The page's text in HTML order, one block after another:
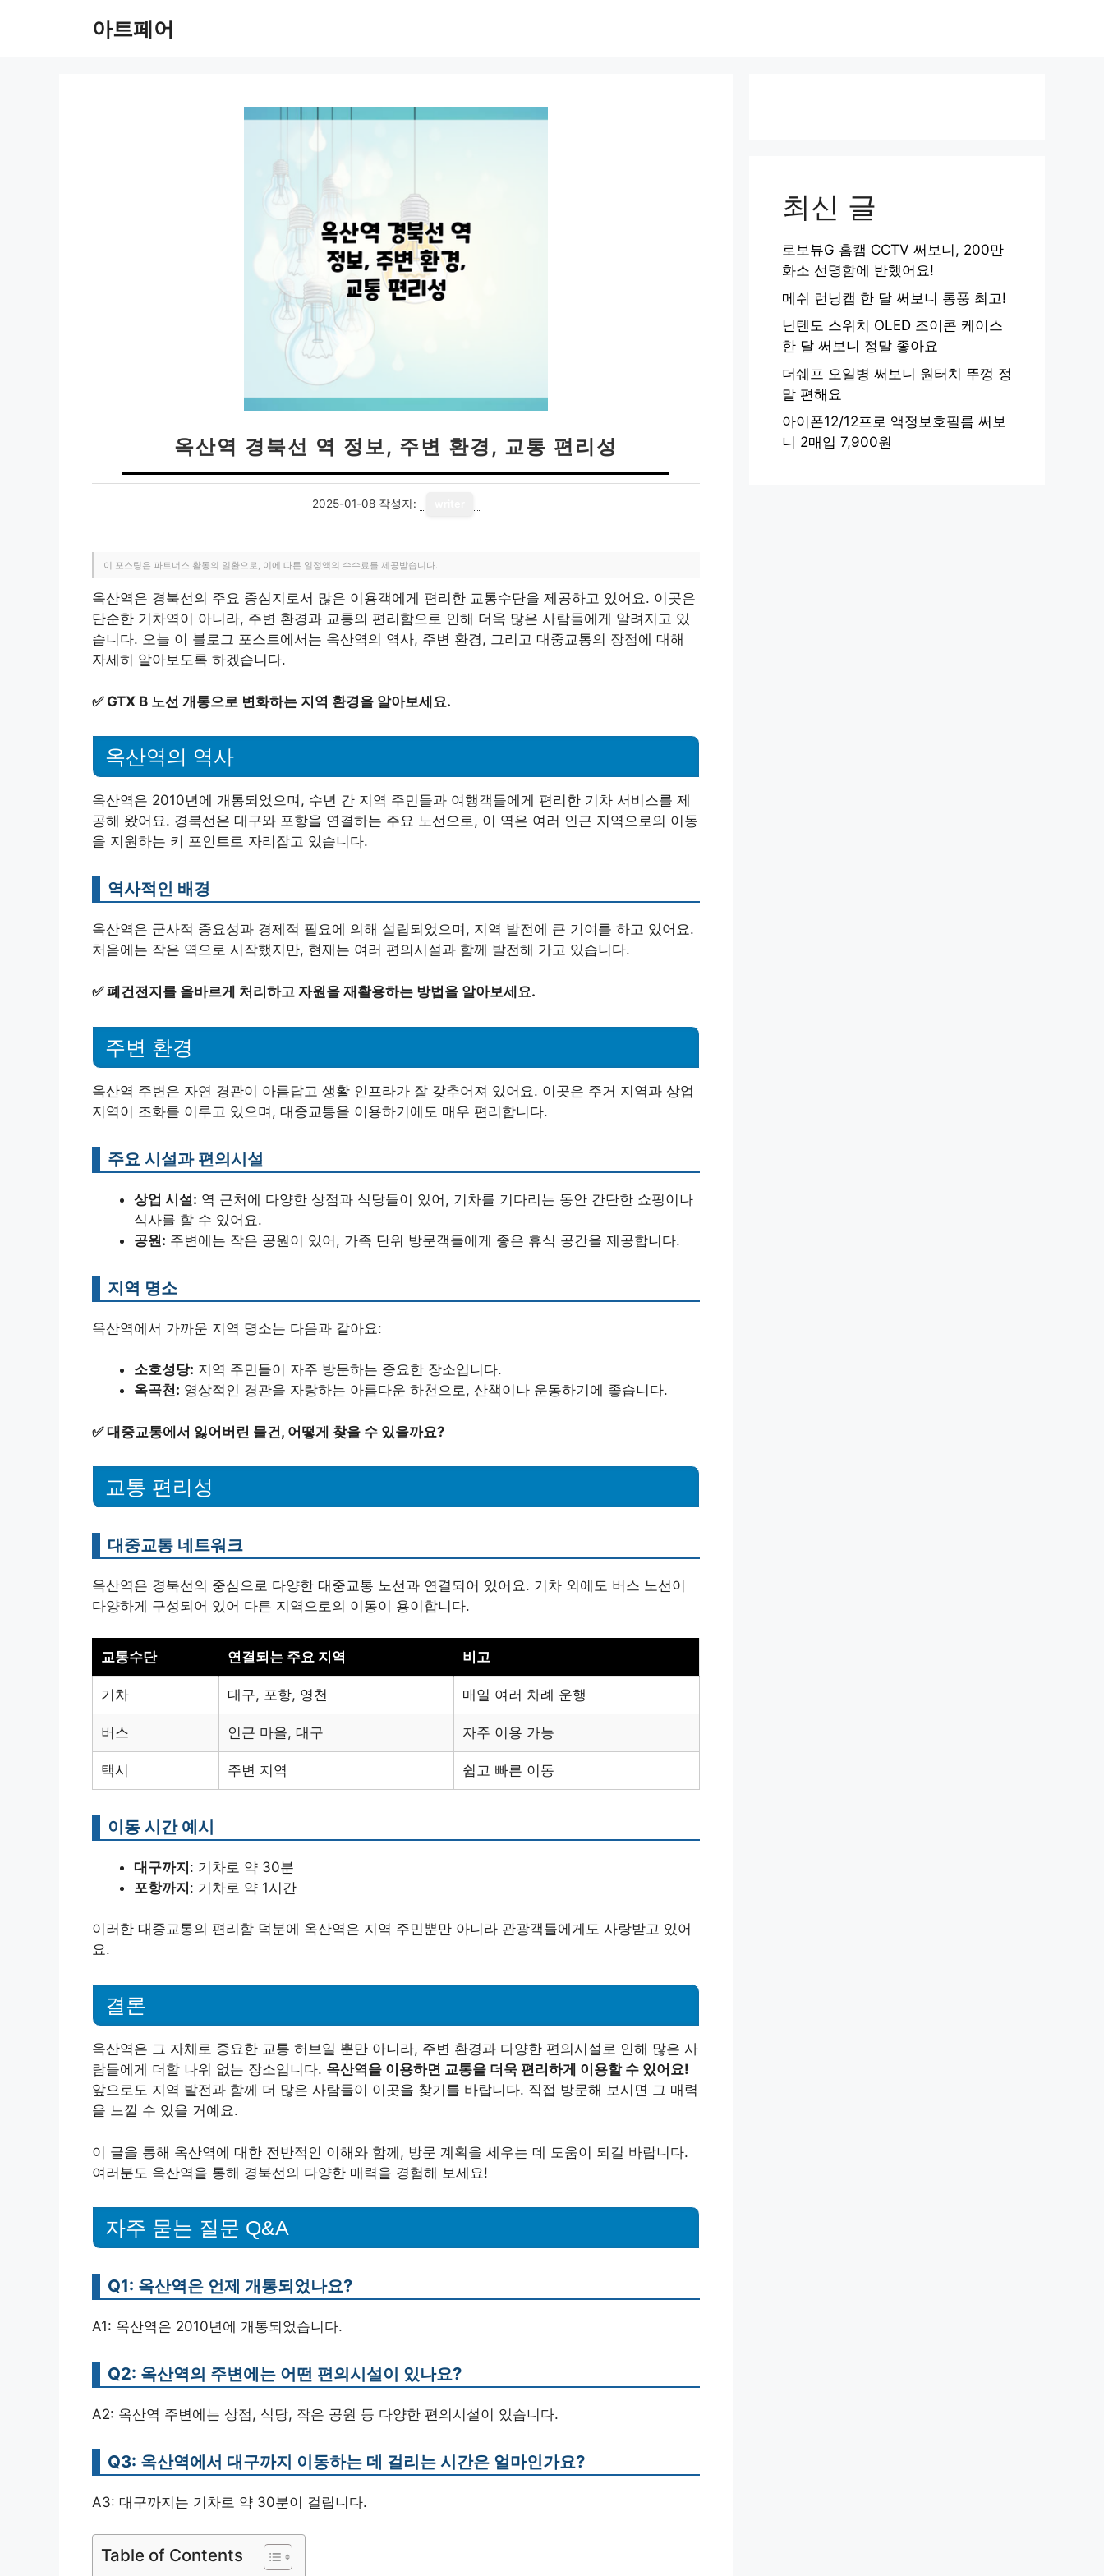
아트페어
옥산역 경북선 역 정보, 주변 환경, 교통 편리성
2025-01-08 작성자:
이 포스팅은 파트너스 활동의 일환으로, 이에 따른 일정액의 수수료를 제공받습니다.
옥산역은 경북선의 주요 중심지로서 많은 이용객에게 편리한 교통수단을 제공하고 있어요. 이곳은
단순한 기차역이 아니라, 주변 환경과 교통의 편리함으로 인해 더욱 많은 사람들에게 알려지고 있
습니다. 오늘 이 블로그 포스트에서는 옥산역의 역사, 주변 환경, 그리고 대중교통의 장점에 대해
자세히 알아보도록 하겠습니다.
✅ GTX B 노선 개통으로 변화하는 지역 환경을 알아보세요.
옥산역의 역사
옥산역은 2010년에 개통되었으며, 수년 간 지역 주민들과 여행객들에게 편리한 기차 서비스를 제
공해 왔어요. 경북선은 대구와 포항을 연결하는 주요 노선으로, 이 역은 여러 인근 지역으로의 이동
을 지원하는 키 포인트로 자리잡고 있습니다.
역사적인 배경
옥산역은 군사적 중요성과 경제적 필요에 의해 설립되었으며, 지역 발전에 큰 기여를 하고 있어요.
처음에는 작은 역으로 시작했지만, 현재는 여러 편의시설과 함께 발전해 가고 있습니다.
✅폐건전지를 올바르게 처리하고 자원을 재활용하는 방법을 알아보세요.
주변 환경
옥산역 주변은 자연 경관이 아름답고 생활 인프라가 잘 갖추어져 있어요. 이곳은 주거 지역과 상업
지역이 조화를 이루고 있으며, 대중교통을 이용하기에도 매우 편리합니다.
주요 시설과 편의시설
상업 시설: 역 근처에 다양한 상점과 식당들이 있어, 기차를 기다리는 동안 간단한 쇼핑이나
식사를 할 수 있어요.
공원: 주변에는 작은 공원이 있어, 가족 단위 방문객들에게 좋은 휴식 공간을 제공합니다.
지역 명소
옥산역에서 가까운 지역 명소는 다음과 같아요:
소호성당: 지역 주민들이 자주 방문하는 중요한 장소입니다.
옥곡천: 영상적인 경관을 자랑하는 아름다운 하천으로, 산책이나 운동하기에 좋습니다.
✅대중교통에서 잃어버린 물건, 어떻게 찾을 수 있을까요?
교통 편리성
대중교통 네트워크
옥산역은 경북선의 중심으로 다양한 대중교통 노선과 연결되어 있어요. 기차 외에도 버스 노선이
다양하게 구성되어 있어 다른 지역으로의 이동이 용이합니다.
교통수단 연결되는 주요 지역 비고
기차 대구, 포항, 영천 매일 여러 차례 운행
버스 인근 마을, 대구 자주 이용 가능
택시 주변 지역 쉽고 빠른 이동
이동 시간 예시
대구까지: 기차로 약 30분
포항까지: 기차로 약 1시간
이러한 대중교통의 편리함 덕분에 옥산역은 지역 주민뿐만 아니라 관광객들에게도 사랑받고 있어
요.
결론
옥산역은 그 자체로 중요한 교통 허브일 뿐만 아니라, 주변 환경과 다양한 편의시설로 인해 많은 사
람들에게 더할 나위 없는 장소입니다. 옥산역을 이용하면 교통을 더욱 편리하게 이용할 수 있어요!
앞으로도 지역 발전과 함께 더 많은 사람들이 이곳을 찾기를 바랍니다. 직접 방문해 보시면 그 매력
을 느낄 수 있을 거예요.
이 글을 통해 옥산역에 대한 전반적인 이해와 함께, 방문 계획을 세우는 데 도움이 되길 바랍니다.
여러분도 옥산역을 통해 경북선의 다양한 매력을 경험해 보세요!
자주 묻는 질문 Q&A
Q1: 옥산역은 언제 개통되었나요?
A1: 옥산역은 2010년에 개통되었습니다.
Q2: 옥산역의 주변에는 어떤 편의시설이 있나요?
A2: 옥산역 주변에는 상점, 식당, 작은 공원 등 다양한 편의시설이 있습니다.
Q3: 옥산역에서 대구까지 이동하는 데 걸리는 시간은 얼마인가요?
A3: 대구까지는 기차로 약 30분이 걸립니다.
Table of Contents
최신 글
로보뷰G 홈캠 CCTV 써보니, 200만
화소 선명함에 반했어요!
메쉬 런닝캡 한 달 써보니 통풍 최고!
닌텐도 스위치 OLED 조이콘 케이스
한 달 써보니 정말 좋아요
더쉐프 오일병 써보니 원터치 뚜껑 정
말 편해요
아이폰12/12프로 액정보호필름 써보
니 2매입 7,900원